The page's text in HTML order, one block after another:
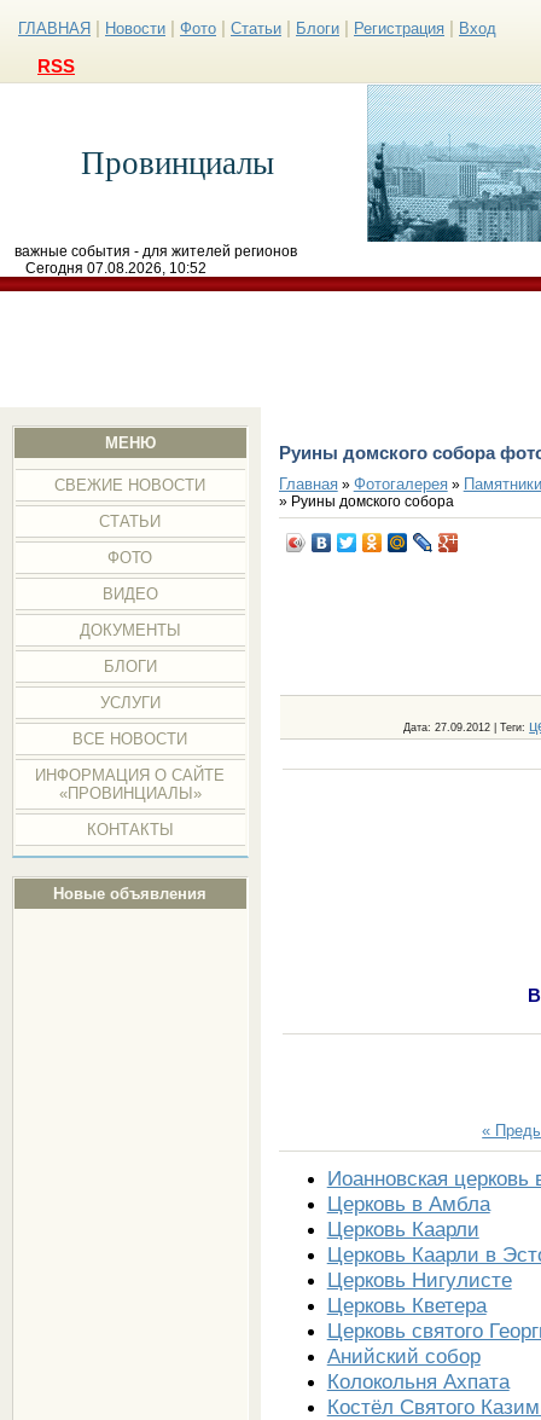
ГЛАВНАЯ Новости Фото Статьи Блоги Регистрация Вход
RSS
Провинциалы
важные события - для жителей регионов
Сегодня 07.08.2026, 10:52
МЕНЮ
СВЕЖИЕ НОВОСТИ
СТАТЬИ
ФОТО
ВИДЕО
ДОКУМЕНТЫ
БЛОГИ
УСЛУГИ
ВСЕ НОВОСТИ
ИНФОРМАЦИЯ О САЙТЕ
«ПРОВИНЦИАЛЫ»
КОНТАКТЫ
Новые объявления
Руины домского собора
Главная» Фотогалерея»
» Руины домского собора
Дата: 27.09.2012 |Теги:
«
Иоанновская церковь
Церковь в Амбла
Церковь Каарли
Церковь Каарли в
Церковь Нигулисте
Церковь Кветера
Церковь святого
Анийский собор
Колокольня Ахпата
Костёл Святого